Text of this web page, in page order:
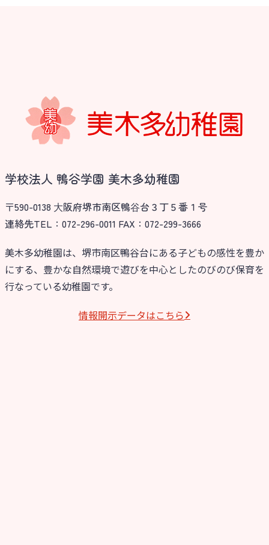
学校法人 鴨谷学園 美木多幼稚園
〒590-0138 ⼤阪府堺市南区鴨⾕台３丁５番１号
連絡先TEL：072-296-0011 FAX：072-299-3666
美木多幼稚園は、堺市南区鴨谷台にある子どもの感性を豊か
にする、豊かな自然環境で遊びを中心としたのびのび保育を
行なっている幼稚園です。
情報開⽰データはこちら
お知らせ
今日の幼稚園
園児募集要項
教職員募集
園のこと